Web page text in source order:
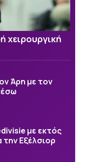
χειρουργική
Άρη με τον
με εκτός
την Εξέλσιορ